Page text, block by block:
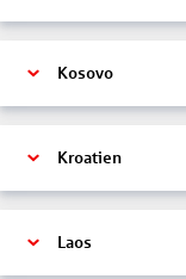
Kosovo
Kroatien
Laos